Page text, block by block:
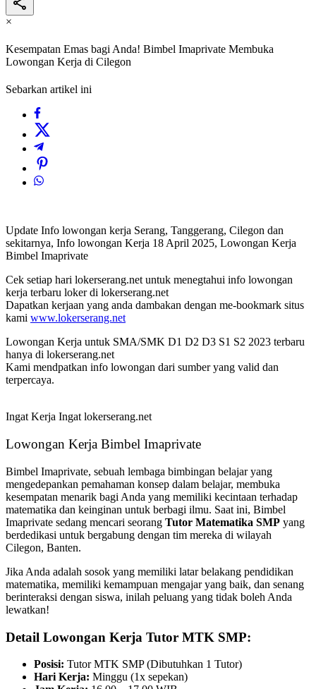
×
Kesempatan Emas bagi Anda! Bimbel Imaprivate Membuka
Lowongan Kerja di Cilegon
Sebarkan artikel ini
Update Info lowongan kerja Serang, Tanggerang, Cilegon dan
sekitarnya, Info lowongan Kerja 18 April 2025, Lowongan Kerja
Bimbel Imaprivate
Cek setiap hari lokerserang.net untuk menegtahui info lowongan
kerja terbaru loker di lokerserang.net
Dapatkan kerjaan yang anda dambakan dengan me-bookmark situs
kami www.lokerserang.net
Lowongan Kerja untuk SMA/SMK D1 D2 D3 S1 S2 2023 terbaru
hanya di lokerserang.net
Kami mendpatkan info lowongan dari sumber yang valid dan
terpercaya.
Ingat Kerja Ingat lokerserang.net
Lowongan Kerja Bimbel Imaprivate
Bimbel Imaprivate, sebuah lembaga bimbingan belajar yang
mengedepankan pemahaman konsep dalam belajar, membuka
kesempatan menarik bagi Anda yang memiliki kecintaan terhadap
matematika dan keinginan untuk berbagi ilmu. Saat ini, Bimbel
Imaprivate sedang mencari seorang Tutor Matematika SMP yang
berdedikasi untuk bergabung dengan tim mereka di wilayah
Cilegon, Banten.
Jika Anda adalah sosok yang memiliki latar belakang pendidikan
matematika, memiliki kemampuan mengajar yang baik, dan senang
berinteraksi dengan siswa, inilah peluang yang tidak boleh Anda
lewatkan!
Detail Lowongan Kerja Tutor MTK SMP:
Posisi: Tutor MTK SMP (Dibutuhkan 1 Tutor)
Hari Kerja: Minggu (1x sepekan)